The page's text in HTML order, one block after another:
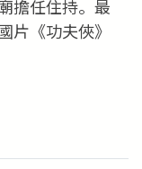
擔任住持。最
片《功夫俠》